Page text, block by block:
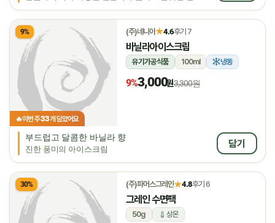
9%
🔥이번 주33개 담았어요
(주)네니아★4.6후기 7
바닐라아이스크림
유기가공식품 100ml 냉동
9%3,000원3,300원
부드럽고 달콤한 바닐라 향
진한 풍미의 아이스크림
담기
30% (주)파머스그레인★4.8후기 6
그레인 수면팩
50g 상온